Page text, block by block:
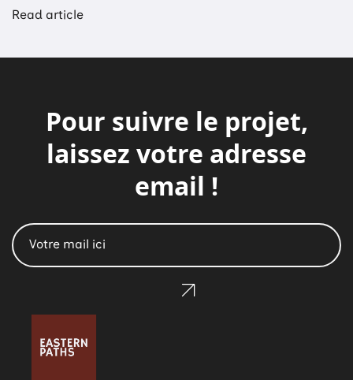
Read article
Pour suivre le projet,
laissez votre adresse
email !